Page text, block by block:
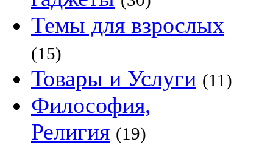
Темы для взрослых
(15)
Товары и Услуги (11)
Философия,
Религия (19)